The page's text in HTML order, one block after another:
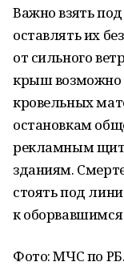
Важно взять
оставлять их
от сильного
крыш возможно
кровельных
остановкам
рекламным
зданиям.
стоять под
к
Фото: МЧС по РБ.